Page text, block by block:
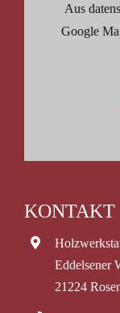
Aus
Google
KONTAKT
Eddelsener
21224